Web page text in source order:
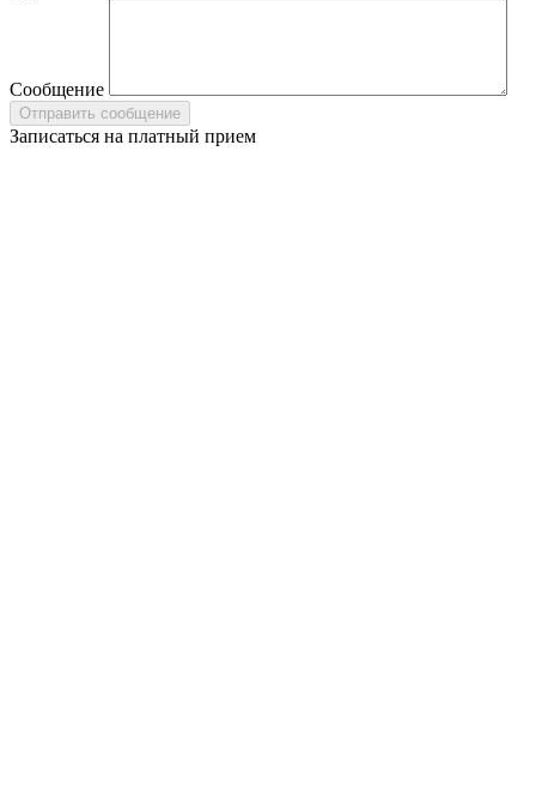
Сообщение
Записаться на платный прием